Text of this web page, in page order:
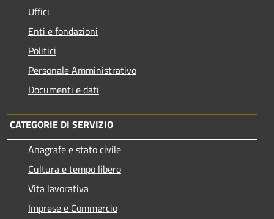
Uffici
Enti e fondazioni
Politici
Personale Amministrativo
Documenti e dati
CATEGORIE DI SERVIZIO
Anagrafe e stato civile
Cultura e tempo libero
Vita lavorativa
Imprese e Commercio